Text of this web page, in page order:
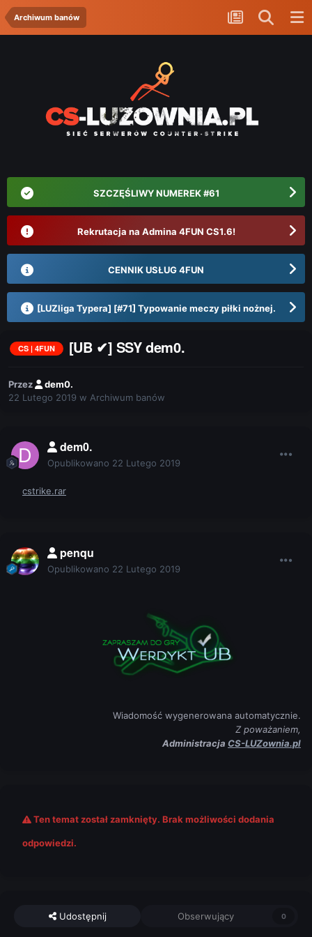
Archiwum banów
SZCZĘŚLIWY NUMEREK #61
Rekrutacja na Admina 4FUN CS1.6!
CENNIK USŁUG 4FUN
[LUZliga Typera] [#71] Typowanie meczy piłki nożnej.
CS | 4FUN [UB ✔] SSY dem0.
Przez
dem0.
22 Lutego 2019 w Archiwum banów
dem0.
Opublikowano 22 Lutego 2019
cstrike.rar
penqu
Opublikowano 22 Lutego 2019
Wiadomość wygenerowana automatycznie.
Z poważaniem,
Administracja CS-LUZownia.pl
Ten temat został zamknięty. Brak możliwości dodania
odpowiedzi.
Udostępnij Obserwujący 0